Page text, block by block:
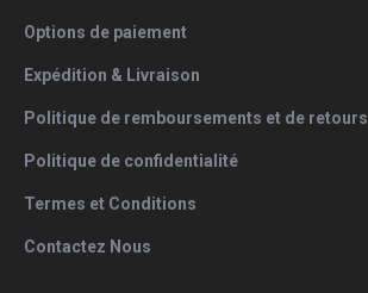
Options de paiement
Expédition & Livraison
Politique de remboursements et de retours
Politique de confidentialité
Termes et Conditions
Contactez Nous